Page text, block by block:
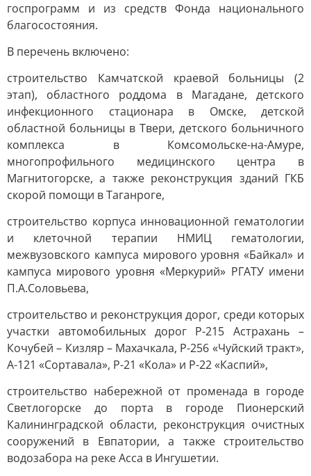
госпрограмм и из средств Фонда национального
благосостояния.
В перечень включено:
строительство Камчатской краевой больницы (2
этап), областного роддома в Магадане, детского
инфекционного стационара в Омске, детской
областной больницы в Твери, детского больничного
комплекса в Комсомольске-на-Амуре,
многопрофильного медицинского центра в
Магнитогорске, а также реконструкция зданий ГКБ
скорой помощи в Таганроге,
строительство корпуса инновационной гематологии
и клеточной терапии НМИЦ гематологии,
межвузовского кампуса мирового уровня «Байкал» и
кампуса мирового уровня «Меркурий» РГАТУ имени
П.А.Соловьева,
строительство и реконструкция дорог, среди которых
участки автомобильных дорог Р-215 Астрахань –
Кочубей – Кизляр – Махачкала, Р-256 «Чуйский тракт»,
А-121 «Сортавала», Р-21 «Кола» и Р-22 «Каспий»,
строительство набережной от променада в городе
Светлогорске до порта в городе Пионерский
Калининградской области, реконструкция очистных
сооружений в Евпатории, а также строительство
водозабора на реке Асса в Ингушетии.